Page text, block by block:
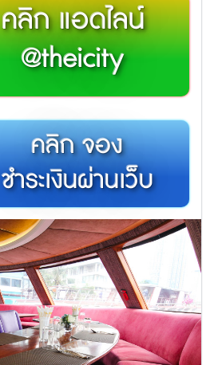
คลิก แอดไลน์
@theicity
คลิก จอง
ชำระเงินผ่านเว็บ